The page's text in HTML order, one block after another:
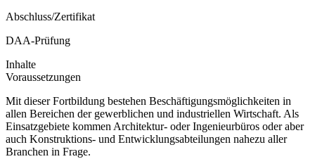
Abschluss/Zertifikat
DAA-Prüfung
Inhalte
Voraussetzungen
Mit dieser Fortbildung bestehen Beschäftigungsmöglichkeiten in
allen Bereichen der gewerblichen und industriellen Wirtschaft. Als
Einsatzgebiete kommen Architektur- oder Ingenieurbüros oder aber
auch Konstruktions- und Entwicklungsabteilungen nahezu aller
Branchen in Frage.